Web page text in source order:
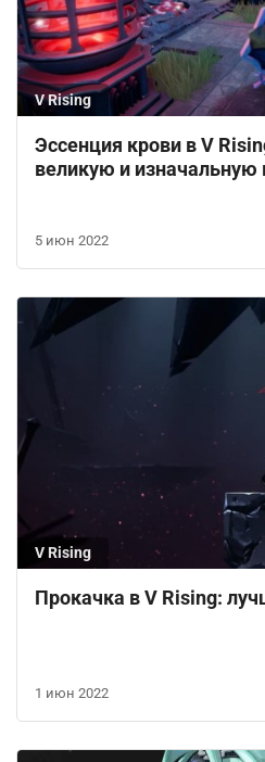
V Rising
Эссенция крови в V
великую и изначальную
5 июн 2022
V Rising
Прокачка в V Rising:
1 июн 2022